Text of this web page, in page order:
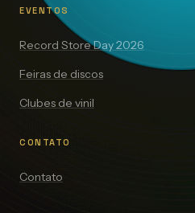
EVENTOS
Record Store Day 2026
Feiras de discos
Clubes de vinil
CONTATO
Contato